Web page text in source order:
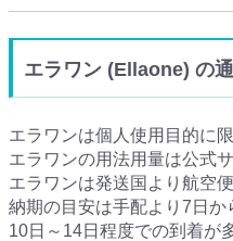
エラワン (Ellaone) の
エラワンは個人使用目的に
エラワンの用法用量は公式
エラワンは発送国より航空
納期の目安は手配より7日
10日～14日程度での到着が